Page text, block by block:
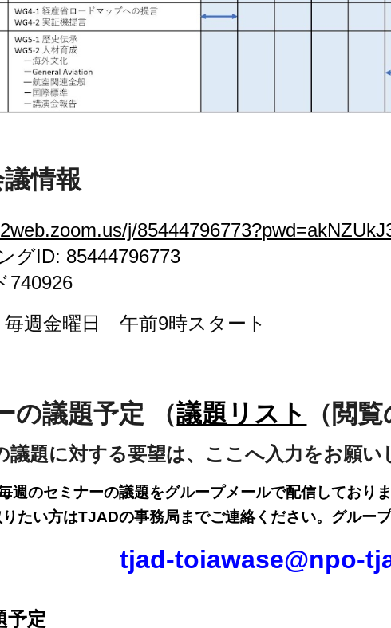
議情報
j/
グID: 85444796773
740926
毎週金曜日 午前9時スタート
の議題予定 （議題リスト （閲
議題に対する要望は、ここへ入力をお願い
週のセミナーの議題をグループメールで配信しており
たい方はTJADの事務局までご連絡ください。グルー
tjad-toiawase@npo-
予定